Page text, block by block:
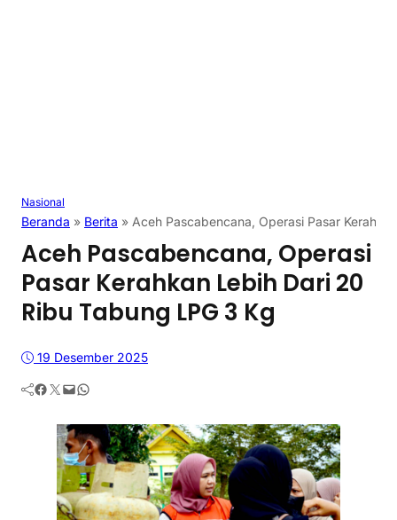
Nasional
Beranda » Berita » Aceh Pascabencana, Operasi Pasar
Aceh Pascabencana, Operasi
Pasar Kerahkan Lebih Dari 20
Ribu Tabung LPG 3 Kg
19 Desember 2025
Facebook Twitter Mail WhatsApp